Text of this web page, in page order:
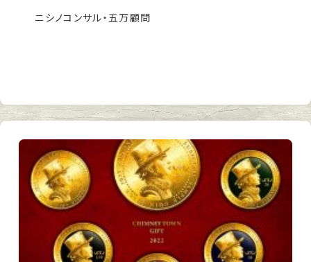
ニシノコンサル・五万顧問